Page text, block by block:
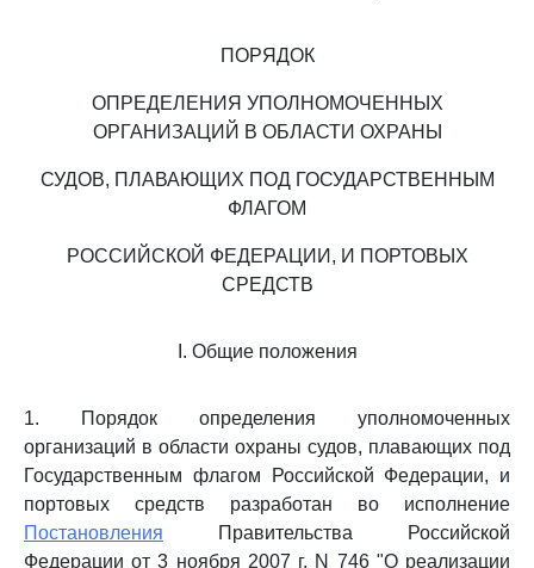
ПОРЯДОК
ОПРЕДЕЛЕНИЯ УПОЛНОМОЧЕННЫХ
ОРГАНИЗАЦИЙ В ОБЛАСТИ ОХРАНЫ
СУДОВ, ПЛАВАЮЩИХ ПОД ГОСУДАРСТВЕННЫМ
ФЛАГОМ
РОССИЙСКОЙ ФЕДЕРАЦИИ, И ПОРТОВЫХ
СРЕДСТВ
I. Общие положения
1. Порядок определения уполномоченных
организаций в области охраны судов, плавающих под
Государственным флагом Российской Федерации, и
портовых средств разработан во исполнение
Постановления Правительства Российской
Федерации от 3 ноября 2007 г. N 746 "О реализации